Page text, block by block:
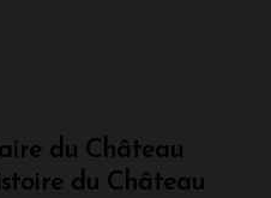
du Château
du Château